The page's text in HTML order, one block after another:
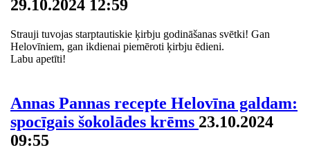
29.10.2024 12:59
Strauji tuvojas starptautiskie ķirbju godināšanas svētki! Gan
Helovīniem, gan ikdienai piemēroti ķirbju ēdieni.
Labu apetīti!
Annas Pannas recepte Helovīna galdam:
spocīgais šokolādes krēms 23.10.2024
09:55